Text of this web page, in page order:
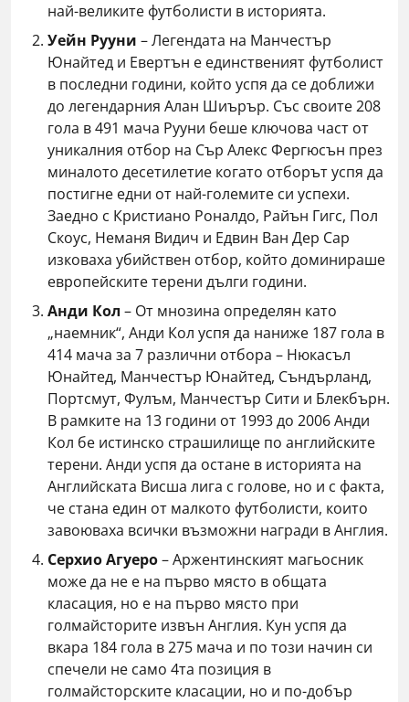
най-великите футболисти в историята.
Уейн Рууни – Легендата на Манчестър
Юнайтед и Евертън е единственият футболист
в последни години, който успя да се доближи
до легендарния Алан Шиърър. Със своите 208
гола в 491 мача Рууни беше ключова част от
уникалния отбор на Сър Алекс Фергюсън през
миналото десетилетие когато отборът успя да
постигне едни от най-големите си успехи.
Заедно с Кристиано Роналдо, Райън Гигс, Пол
Скоус, Неманя Видич и Едвин Ван Дер Сар
изковаха убийствен отбор, който доминираше
европейските терени дълги години.
Анди Кол – От мнозина определян като
„наемник“, Анди Кол успя да наниже 187 гола в
414 мача за 7 различни отбора – Нюкасъл
Юнайтед, Манчестър Юнайтед, Съндърланд,
Портсмут, Фулъм, Манчестър Сити и Блекбърн.
В рамките на 13 години от 1993 до 2006 Анди
Кол бе истинско страшилище по английските
терени. Анди успя да остане в историята на
Английската Висша лига с голове, но и с факта,
че стана един от малкото футболисти, които
завоюваха всички възможни награди в Англия.
Серхио Агуеро– Аржентинският магьосник
може да не е на първо място в общата
класация, но е на първо място при
голмайсторите извън Англия. Кун успя да
вкара 184 гола в 275 мача и по този начин си
спечели не само 4та позиция в
голмайсторските класации, но и по-добър